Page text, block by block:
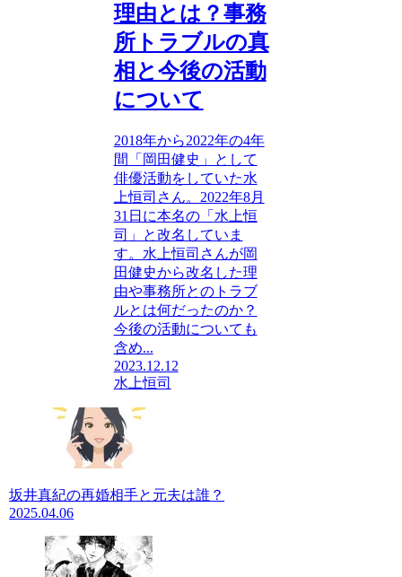
理由とは？事務
所トラブルの真
相と今後の活動
について
2018年から2022年の4年
間「岡田健史」として
俳優活動をしていた水
上恒司さん。2022年8月
31日に本名の「水上恒
司」と改名していま
す。水上恒司さんが岡
田健史から改名した理
由や事務所とのトラブ
ルとは何だったのか？
今後の活動についても
含め...
2023.12.12
水上恒司
坂井真紀の再婚相手と元夫は誰？
2025.04.06